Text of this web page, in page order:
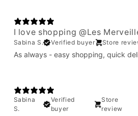
I love shopping @Les
Sabina S. Verified buyer Store
As always - easy shopping, quick
Sabina
S.
Verified
buyer
Store
review